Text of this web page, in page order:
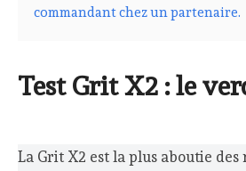
commandant chez un partenaire.
Test Grit X2 : le
La Grit X2 est la plus aboutie des